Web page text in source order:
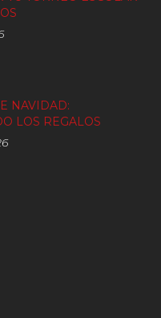
NAVIDAD:
LOS REGALOS